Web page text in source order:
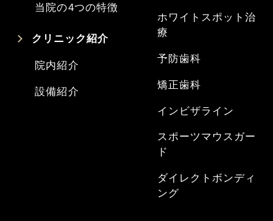
当院の4つの特徴
クリニック紹介
院内紹介
設備紹介
ホワイトスポット治
療
予防歯科
矯正歯科
インビザライン
スポーツマウスガー
ド
ダイレクトボンディ
ング